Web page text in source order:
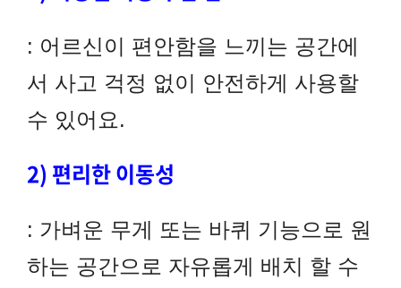
: 어르신이 편안함을 느끼는 공간에
서 사고 걱정 없이 안전하게 사용할
수 있어요.
2) 편리한 이동성
: 가벼운 무게 또는 바퀴 기능으로 원
하는 공간으로 자유롭게 배치 할 수